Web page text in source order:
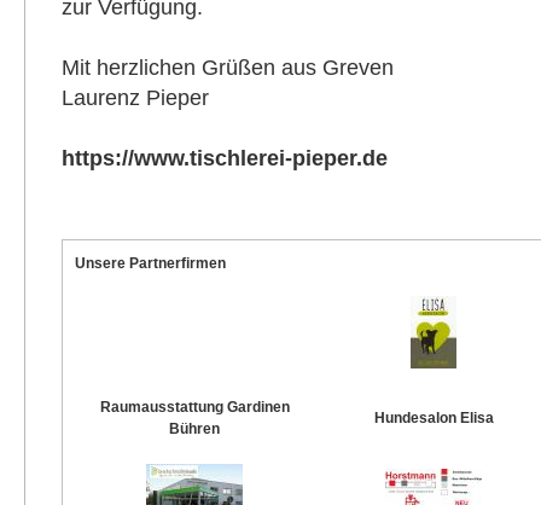
zur Verfügung.
Mit herzlichen Grüßen aus Greven
Laurenz Pieper
https://www.tischlerei-pieper.de
Unsere Partnerfirmen
Raumausstattung Gardinen
Bühren
Hundesalon Elisa